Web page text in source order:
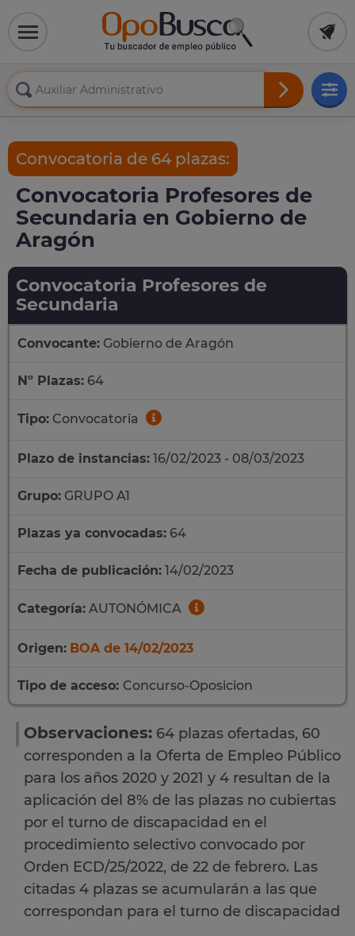
Convocatoria de 64 plazas:
Convocatoria Profesores de
Secundaria en Gobierno de
Aragón
Convocatoria Profesores de
Secundaria
Convocante: Gobierno de Aragón
Nº Plazas: 64
Tipo: Convocatoria
Plazo de instancias: 16/02/2023 - 08/03/2023
Grupo: GRUPO A1
Plazas ya convocadas: 64
Fecha de publicación: 14/02/2023
Categoría: AUTONÓMICA
Origen: BOA de 14/02/2023
Tipo de acceso: Concurso-Oposicion
Observaciones: 64 plazas ofertadas, 60
corresponden a la Oferta de Empleo Público
para los años 2020 y 2021 y 4 resultan de la
aplicación del 8% de las plazas no cubiertas
por el turno de discapacidad en el
procedimiento selectivo convocado por
Orden ECD/25/2022, de 22 de febrero. Las
citadas 4 plazas se acumularán a las que
correspondan para el turno de discapacidad